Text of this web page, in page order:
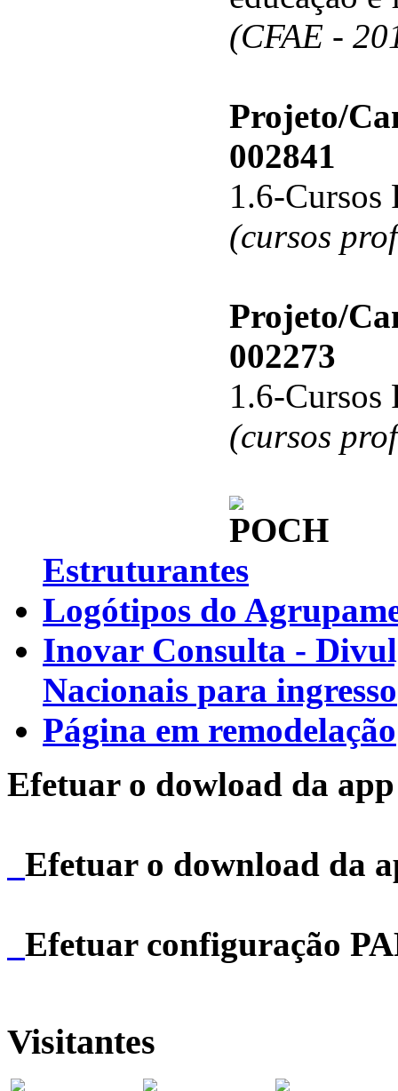
(CFAE -
Projeto/
002841
1.6-Cursos
(cursos
Projeto/
002273
1.6-Cursos
(cursos
Estruturantes
Logótipos do
Inovar Consulta -
Nacionais para ingresso
Página em remodelação
Efetuar o dowload da
Efetuar o download da
Efetuar configuração
Visitantes